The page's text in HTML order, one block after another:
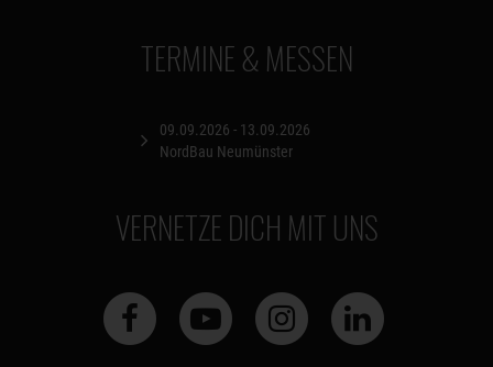
TERMINE & MESSEN
09.09.2026 - 13.09.2026
NordBau Neumünster
VERNETZE DICH MIT UNS